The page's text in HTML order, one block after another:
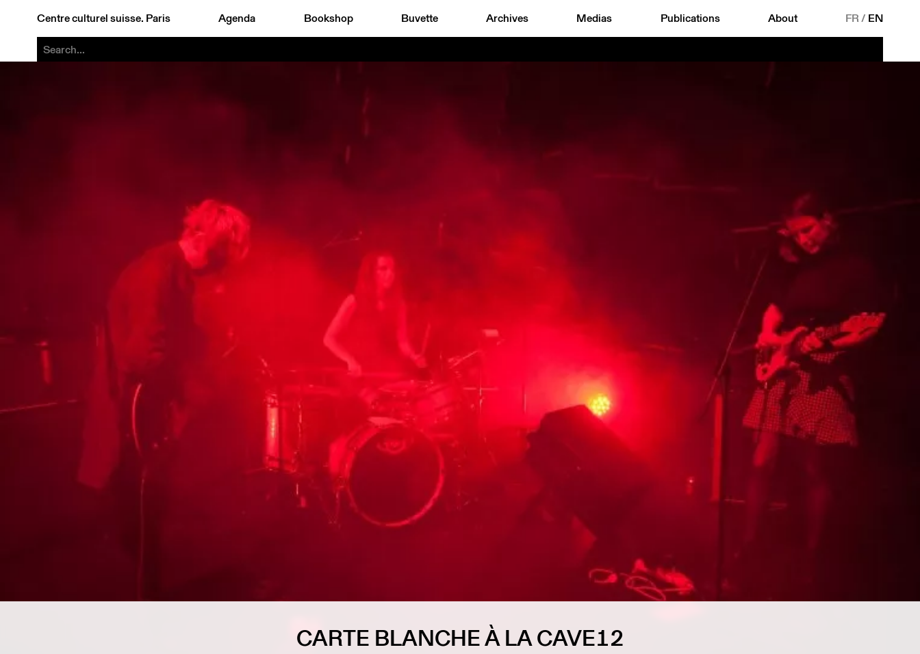
Centre culturel suisse. Paris Agenda Bookshop Buvette Archives Medias Publications About FR/ EN
CARTE BLANCHE À LA CAVE12